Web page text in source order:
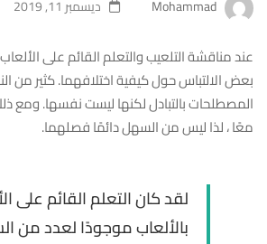
ديسمبر 11, 2019
عند مناقشة التلعيب والتعلم القائم على
بعض الالتباس حول كيفية اختلافهما. كثير من
المصطلحات بالتبادل لكنها ليست نفسها. ومع
معًا ، لذا ليس من السهل دائمًا فصلهما.
لقد كان التعلم القائم على
بالألعاب موجودًا لعدد من